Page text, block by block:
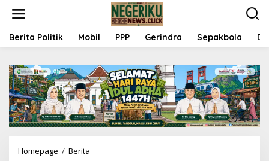
t
Berita Politik Mobil PPP Gerindra Sepakbola
Homepage / Berita